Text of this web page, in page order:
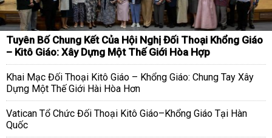
Tuyên Bố Chung Kết Của Hội Nghị Đối Thoại Khổng Giáo
– Kitô Giáo: Xây Dựng Một Thế Giới Hòa Hợp
Khai Mạc Đối Thoại Kitô Giáo – Khổng Giáo: Chung Tay Xây
Dựng Một Thế Giới Hài Hòa Hơn
Vatican Tổ Chức Đối Thoại Kitô Giáo–Khổng Giáo Tại Hàn
Quốc